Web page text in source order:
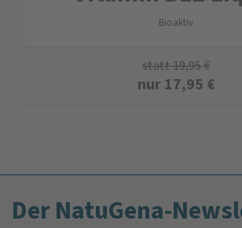
Bioaktiv
statt19,95€
nur17,95 €
Der NatuGena-